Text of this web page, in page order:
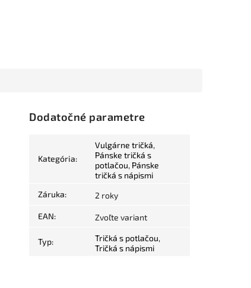
Dodatočné parametre
Kategória:
Vulgárne tričká,
Pánske tričká s
potlačou, Pánske
tričká s nápismi
Záruka: 2 roky
EAN: Zvoľte variant
Typ: Tričká s potlačou,
Tričká s nápismi